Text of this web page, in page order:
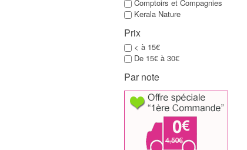
Comptoirs et Compagnies
Kerala Nature
Prix
< à 15€
De 15€ à 30€
Par note